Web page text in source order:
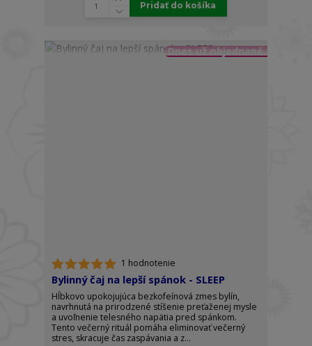
Pridať do košíka
Dnes už objednané
1 hodnotenie
Bylinný čaj na lepší spánok - SLEEP
Hĺbkovo upokojujúca bezkofeínová zmes bylín,
navrhnutá na prirodzené stíšenie preťaženej mysle
a uvoľnenie telesného napätia pred spánkom.
Tento večerný rituál pomáha eliminovať večerný
stres, skracuje čas zaspávania a z...